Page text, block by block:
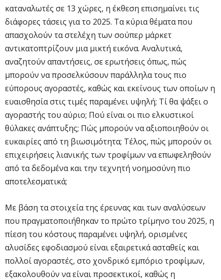
καταναλωτές σε 13 χώρες, η έκθεση επισημαίνει τις
διάφορες τάσεις για το 2025. Τα κύρια θέματα που
απασχολούν τα στελέχη των σούπερ μάρκετ
αντικατοπτρίζουν μια μικτή εικόνα. Αναλυτικά,
αναζητούν απαντήσεις, σε ερωτήσεις όπως, πώς
μπορούν να προσελκύσουν παράλληλα τους πιο
εύπορους αγοραστές, καθώς και εκείνους των οποίων η
ευαισθησία στις τιμές παραμένει υψηλή; Τί θα ψάξει ο
αγοραστής του αύριο; Πού είναι οι πιο ελκυστικοί
θύλακες ανάπτυξης; Πώς μπορούν να αξιοποιηθούν οι
ευκαιρίες από τη βιωσιμότητα; Τέλος, πώς μπορούν οι
επιχειρήσεις λιανικής των τροφίμων να επωφεληθούν
από τα δεδομένα και την τεχνητή νοημοσύνη πιο
αποτελεσματικά;
Με βάση τα στοιχεία της έρευνας και των αναλύσεων
που πραγματοποιήθηκαν το πρώτο τρίμηνο του 2025, η
πίεση του κόστους παραμένει υψηλή, ορισμένες
αλυσίδες εφοδιασμού είναι εξαιρετικά ασταθείς και
πολλοί αγοραστές, στο χονδρικό εμπόριο τροφίμων,
εξακολουθούν να είναι προσεκτικοί, καθώς η